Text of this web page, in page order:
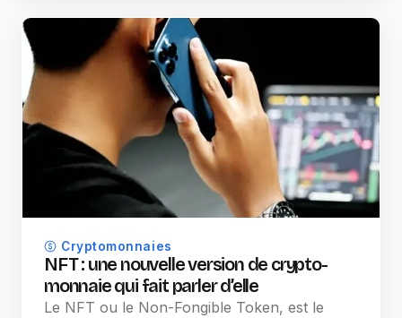
Cryptomonnaies
NFT : une nouvelle version de crypto-
monnaie qui fait parler d’elle
Le NFT ou le Non-Fongible Token, est le